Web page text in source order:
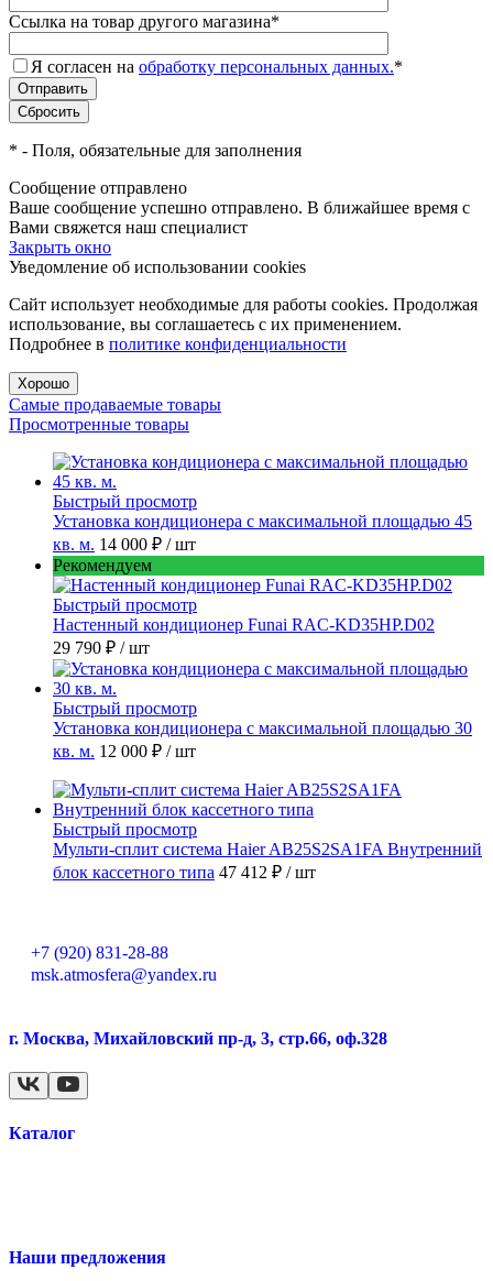
Ссылка на товар другого магазина*
Я согласен на обработку персональных данных.*
* - Поля, обязательные для заполнения
Сообщение отправлено
Ваше сообщение успешно отправлено. В ближайшее время с
Вами свяжется наш специалист
Закрыть окно
Уведомление об использовании cookies
Сайт использует необходимые для работы cookies. Продолжая
использование, вы соглашаетесь с их применением.
Подробнее в политике конфиденциальности
Хорошо
Самые продаваемые товары
Просмотренные товары
Быстрый просмотр
Установка кондиционера с максимальной площадью 45
кв. м. 14 000 ₽ / шт
Рекомендуем
Быстрый просмотр
Настенный кондиционер Funai RAC-KD35HP.D02
29 790 ₽ / шт
Быстрый просмотр
Установка кондиционера с максимальной площадью 30
кв. м. 12 000 ₽ / шт
Быстрый просмотр
Мульти-сплит система Haier AB25S2SA1FA Внутренний
блок кассетного типа 47 412 ₽ / шт
+7 (920) 831-28-88
msk.atmosfera@yandex.ru
г. Москва, Михайловский пр-д, 3, стр.66, оф.328
Каталог
Наши предложения